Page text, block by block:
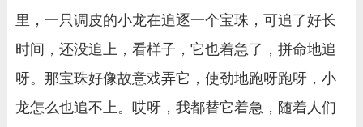
里，一只调皮的小龙在追逐一个宝珠，可追了好长
时间，还没追上，看样子，它也着急了，拼命地追
呀。那宝珠好像故意戏弄它，使劲地跑呀跑呀，小
龙怎么也追不上。哎呀，我都替它着急，随着人们